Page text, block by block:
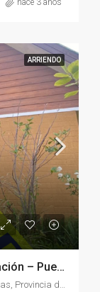
hace 3 años
ARRIENDO
Arriendo Casa En Inmejorable Ubicación – Puerto Varas
San Carlos, Villa Camino del Roble, Puerto Varas, Provincia de Llanquihue, Región de Los Lagos, 5550451, Chile